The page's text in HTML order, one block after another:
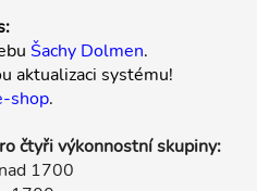
Šachy Dolmen.
aktualizaci systému!
shop.
čtyři výkonnostní skupiny:
1700